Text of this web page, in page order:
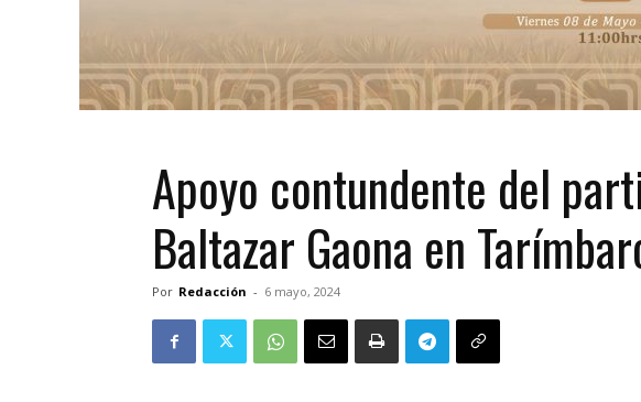
Apoyo contundente del
Baltazar Gaona en
Por Redacción - 6 mayo, 2024